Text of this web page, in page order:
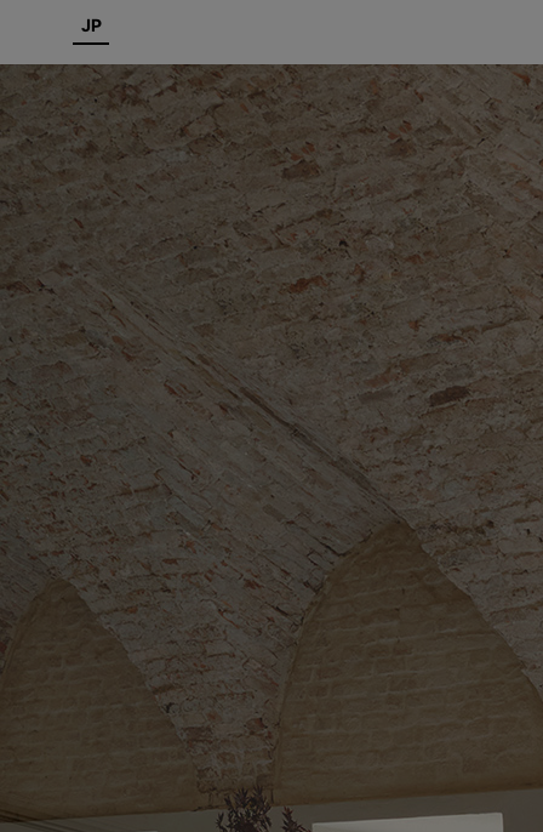
PRODUCTS
SERVICES
PROJECTS
MAGAZINE
SUPPORT
SHOPS
CATALOGUES
PROFESSIONAL
ONLINE STORE お問合せ
JP